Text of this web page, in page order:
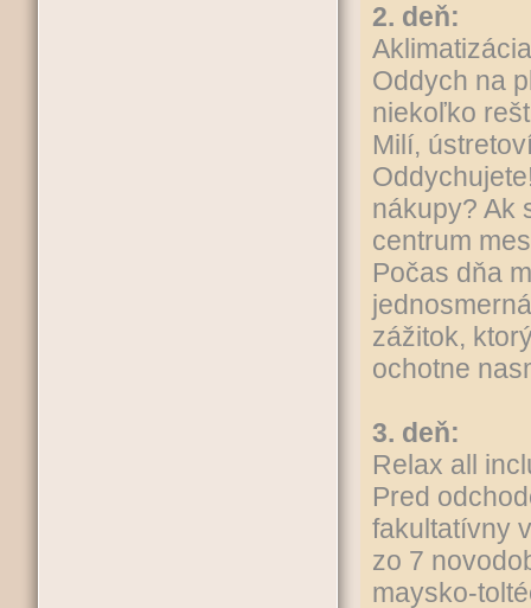
2. deň:
Oddych na
niekoľko
Milí,
nákupy? Ak
centrum
Počas dňa
zážitok,
ochotne
3. deň:
Relax all
Pred
fakultatívny
zo 7
maysko-